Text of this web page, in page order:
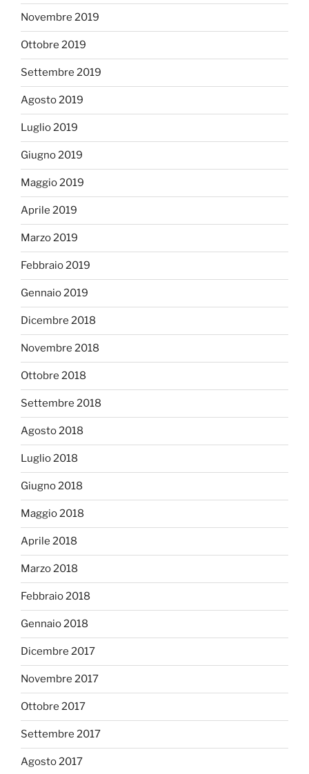
Novembre 2019
Ottobre 2019
Settembre 2019
Agosto 2019
Luglio 2019
Giugno 2019
Maggio 2019
Aprile 2019
Marzo 2019
Febbraio 2019
Gennaio 2019
Dicembre 2018
Novembre 2018
Ottobre 2018
Settembre 2018
Agosto 2018
Luglio 2018
Giugno 2018
Maggio 2018
Aprile 2018
Marzo 2018
Febbraio 2018
Gennaio 2018
Dicembre 2017
Novembre 2017
Ottobre 2017
Settembre 2017
Agosto 2017